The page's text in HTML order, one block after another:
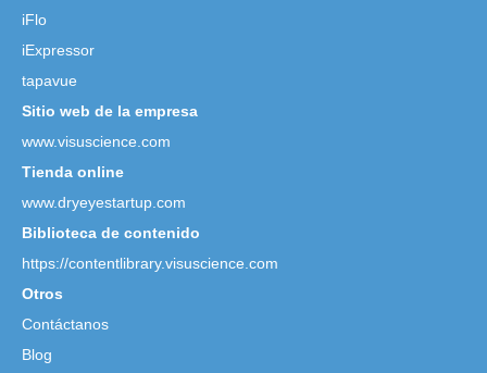
iFlo
iExpressor
tapavue
Sitio web de la empresa
www.visuscience.com
Tienda online
www.dryeyestartup.com
Biblioteca de contenido
https://contentlibrary.visuscience.com
Otros
Contáctanos
Blog